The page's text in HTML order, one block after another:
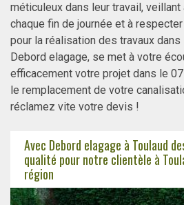
méticuleux dans leur travail,
chaque fin de journée et à
pour la réalisation des travaux
Debord elagage, se met à votre
efficacement votre projet dans le
le remplacement de votre
réclamez vite votre devis !
Avec Debord elagage à Toulaud
qualité pour notre clientèle à
région